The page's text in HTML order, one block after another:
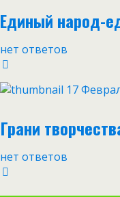
Единый народ-
нет ответов
17
Грани
нет ответов